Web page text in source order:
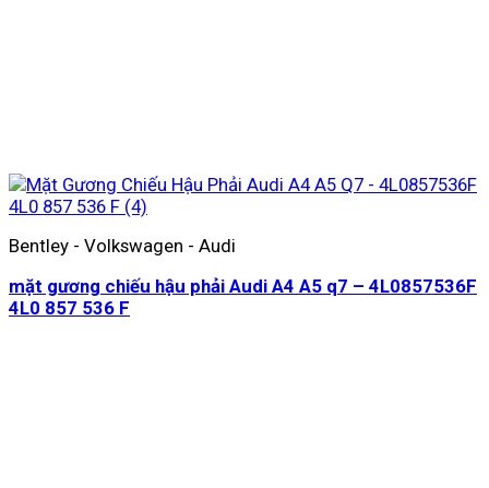
Bentley - Volkswagen - Audi
mặt gương chiếu hậu phải Audi A4 A5 q7 – 4L0857536F
4L0 857 536 F